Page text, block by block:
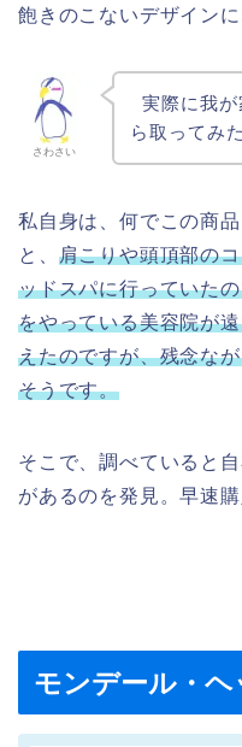
飽きのこないデザインに
さわさい
実際に我が
ら取ってみ
私自身は、何でこの商
と、 肩こりや頭頂部の
ッドスパに行っていた
をやっている美容院が
えたのですが、残念な
そうです。
そこで、調べていると
があるのを発見。早速購
モンデール・